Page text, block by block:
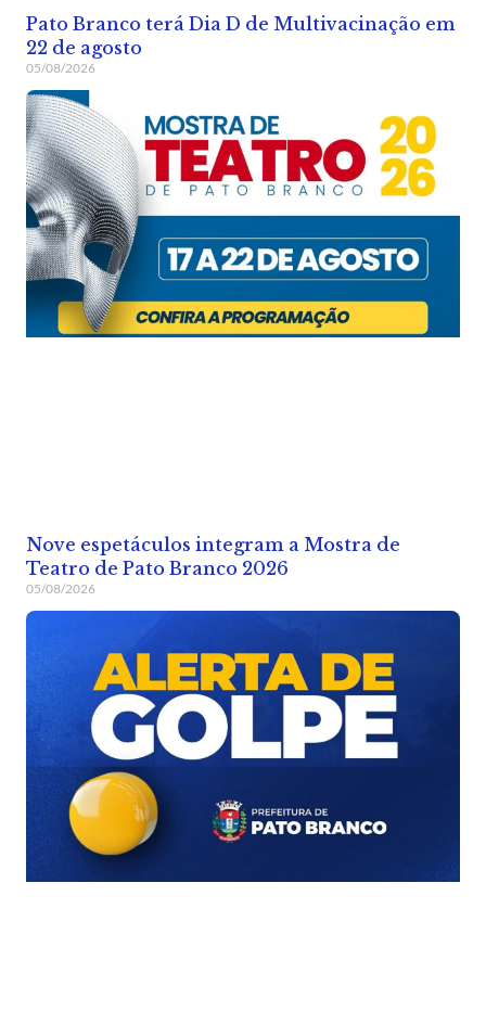
Pato Branco terá Dia D de Multivacinação em
22 de agosto
05/08/2026
Nove espetáculos integram a Mostra de
Teatro de Pato Branco 2026
05/08/2026